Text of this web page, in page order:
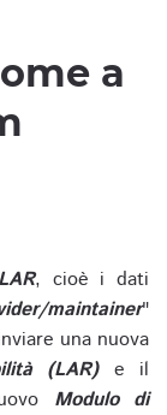
a
LAR, cioè i dati
maintainer"
una nuova
(LAR)e il
Modulo di